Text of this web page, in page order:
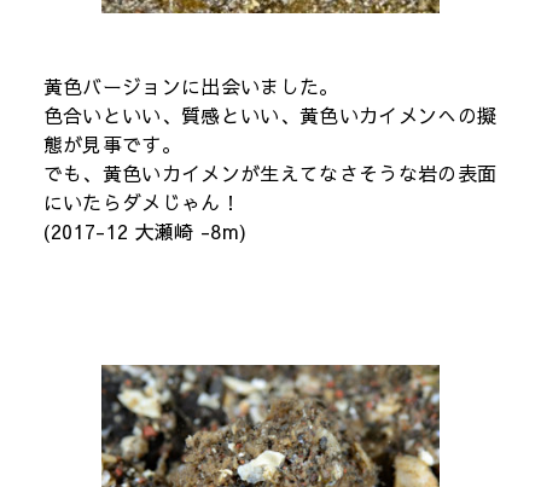
黄色バージョンに出会いました。
色合いといい、質感といい、黄色いカイメンへの擬
態が見事です。
でも、黄色いカイメンが生えてなさそうな岩の表面
にいたらダメじゃん！
(2017-12 大瀬崎 -8m)